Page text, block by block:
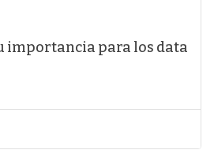
importancia para los data